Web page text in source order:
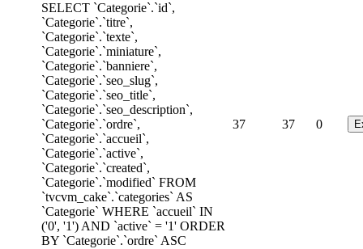
SELECT `Categorie`.`id`,
`Categorie`.`titre`,
`Categorie`.`texte`,
`Categorie`.`miniature`,
`Categorie`.`banniere`,
`Categorie`.`seo_slug`,
`Categorie`.`seo_title`,
`Categorie`.`seo_description`,
`Categorie`.`ordre`,
`Categorie`.`accueil`,
`Categorie`.`active`,
`Categorie`.`created`,
`Categorie`.`modified` FROM
`tvcvm_cake`.`categories` AS
`Categorie` WHERE `accueil` IN
('0', '1') AND `active` = '1' ORDER
BY `Categorie`.`ordre` ASC
37 37 0